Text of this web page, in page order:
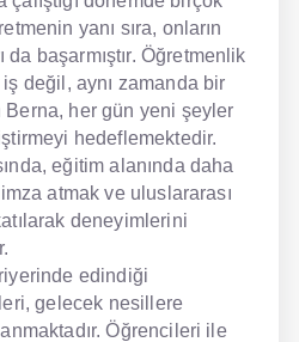
yanı sıra, onların
da başarmıştır. Öğretmenlik
değil, aynı zamanda bir
her gün yeni şeyler
hedeflemektedir.
eğitim alanında daha
atmak ve uluslararası
deneyimlerini
edindiği
gelecek nesillere
Öğrencileri ile